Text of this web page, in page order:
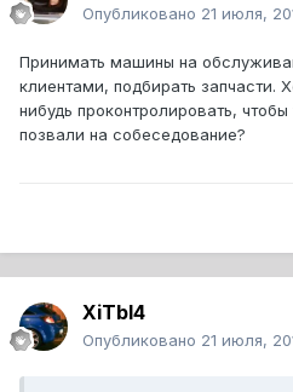
Опубликовано 21 июля,
Принимать машины на
клиентами, подбирать запчасти.
нибудь проконтролировать,
позвали на собеседование?
XiTbI4
Опубликовано 21 июля,